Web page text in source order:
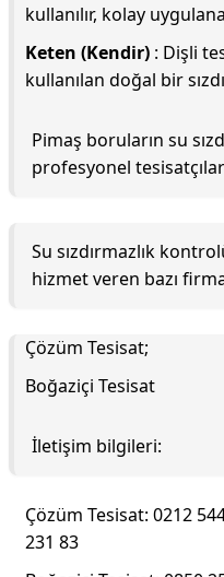
kullanılır, kolay
Keten (Kendir) : Dişli
kullanılan doğal bir
Pimaş boruların su
profesyonel
Su sızdırmazlık
hizmet veren bazı
Çözüm Tesisat;
Boğaziçi Tesisat
İletişim bilgileri:
Çözüm Tesisat: 0212
231 83